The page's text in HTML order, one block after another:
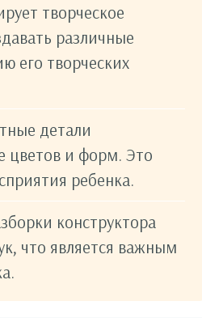
творческое
различные
его творческих
детали
цветов и форм. Это
ребенка.
конструктора
что является важным